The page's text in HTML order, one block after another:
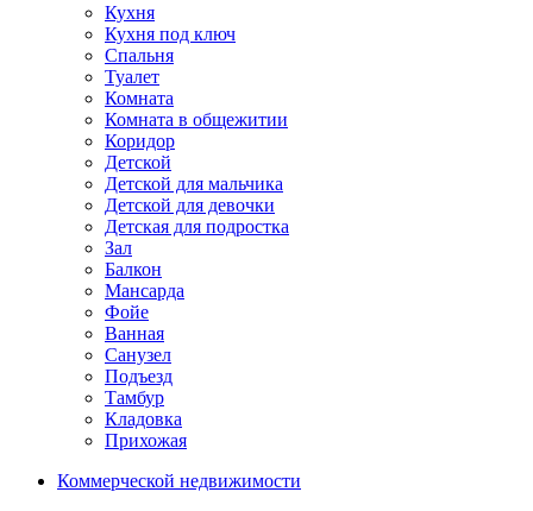
Кухня
Кухня под ключ
Спальня
Туалет
Комната
Комната в общежитии
Коридор
Детской
Детской для мальчика
Детской для девочки
Детская для подростка
Зал
Балкон
Мансарда
Фойе
Ванная
Санузел
Подъезд
Тамбур
Кладовка
Прихожая
Коммерческой недвижимости